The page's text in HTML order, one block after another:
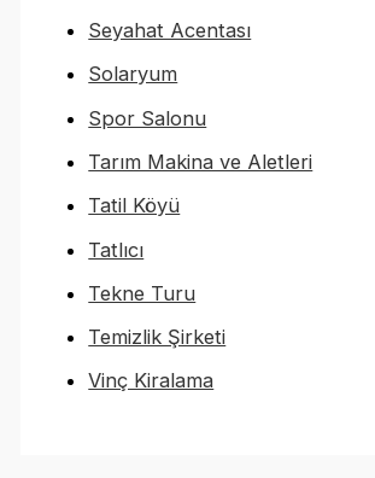
Seyahat Acentası
Solaryum
Spor Salonu
Tarım Makina ve Aletleri
Tatil Köyü
Tatlıcı
Tekne Turu
Temizlik Şirketi
Vinç Kiralama